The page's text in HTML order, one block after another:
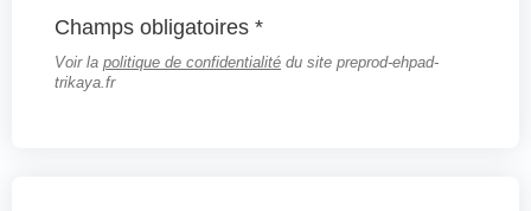
Champs obligatoires *
Voir la politique de confidentialité du site preprod-ehpad-
trikaya.fr